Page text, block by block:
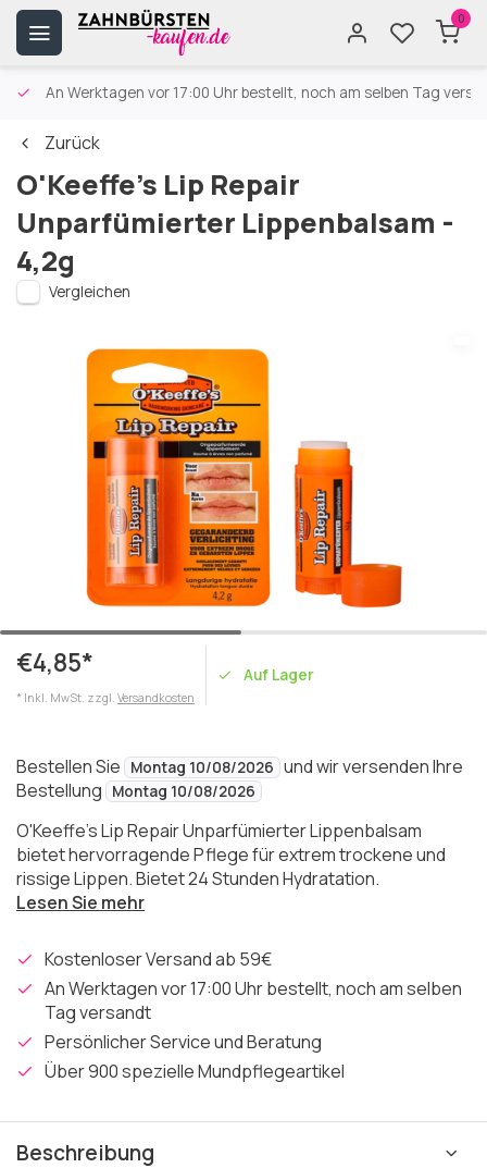
0
An Werktagen vor 17:00 Uhr bestellt, noch am selben Tag
Zurück
O'Keeffe's Lip Repair
Unparfümierter Lippenbalsam -
4,2g
Vergleichen
€4,85*
* Inkl. MwSt. zzgl. Versandkosten
Auf Lager
Bestellen Sie Montag 10/08/2026 und wir versenden Ihre
Bestellung
Montag 10/08/2026
O'Keeffe's Lip Repair Unparfümierter Lippenbalsam
bietet hervorragende Pflege für extrem trockene und
rissige Lippen. Bietet 24 Stunden Hydratation.
Lesen Sie mehr
Kostenloser Versand ab 59€
An Werktagen vor 17:00 Uhr bestellt, noch am selben
Tag versandt
Persönlicher Service und Beratung
Über 900 spezielle Mundpflegeartikel
Beschreibung